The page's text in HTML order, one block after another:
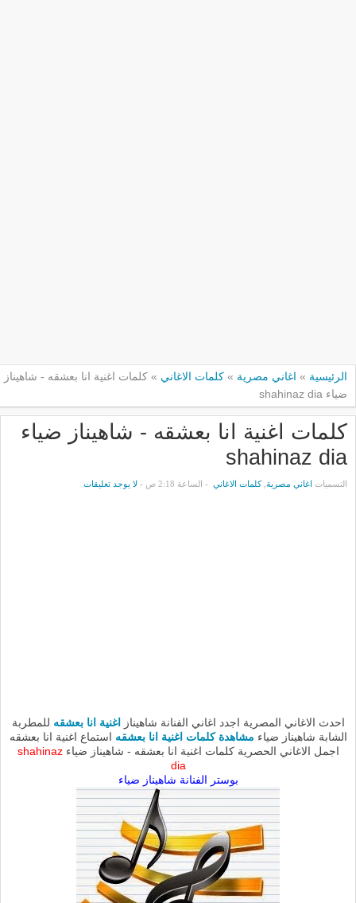
الرئيسية » اغاني مصرية » كلمات الاغاني » كلمات اغنية انا بعشقه - شاهيناز
ضياء shahinaz dia
كلمات اغنية انا بعشقه - شاهيناز ضياء
shahinaz dia
التسميات اغاني مصرية ,كلمات الاغاني - الساعة 2:18 ص - لا يوجد تعليقات
احدث الاغاني المصرية اجدد اغاني الفنانة شاهيناز اغنية انا بعشقه للمطربة
الشابة شاهيناز ضياء مشاهدة كلمات اغنية انا بعشقه استماع اغنية انا بعشقه
اجمل الاغاني الحصرية كلمات اغنية انا بعشقه - شاهيناز ضياءshahinaz
dia
بوستر الفنانة شاهيناز ضياء